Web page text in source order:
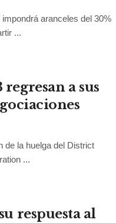
aranceles del 30%
...
a sus
de la huelga del District
...
respuesta al